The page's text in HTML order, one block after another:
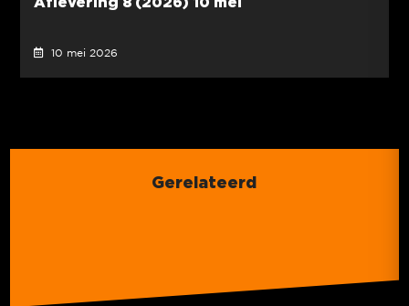
10 mei 2026
Gerelateerd